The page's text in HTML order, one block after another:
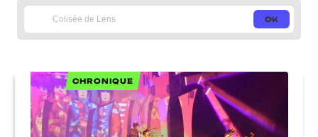
CHRONIQUE